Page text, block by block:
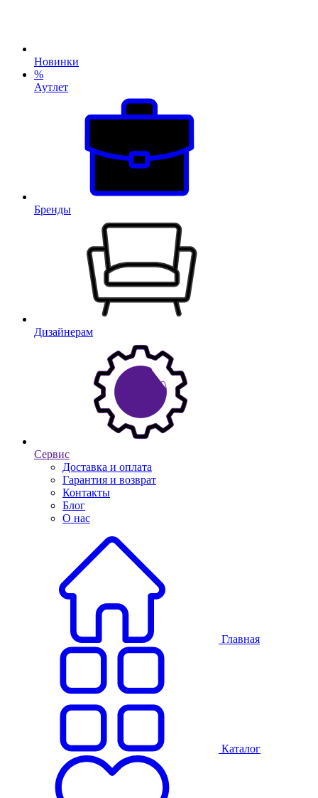
Новинки
%
Аутлет
Бренды
Дизайнерам
Сервис
Доставка и оплата
Гарантия и возврат
Контакты
Блог
О нас
Главная
Каталог